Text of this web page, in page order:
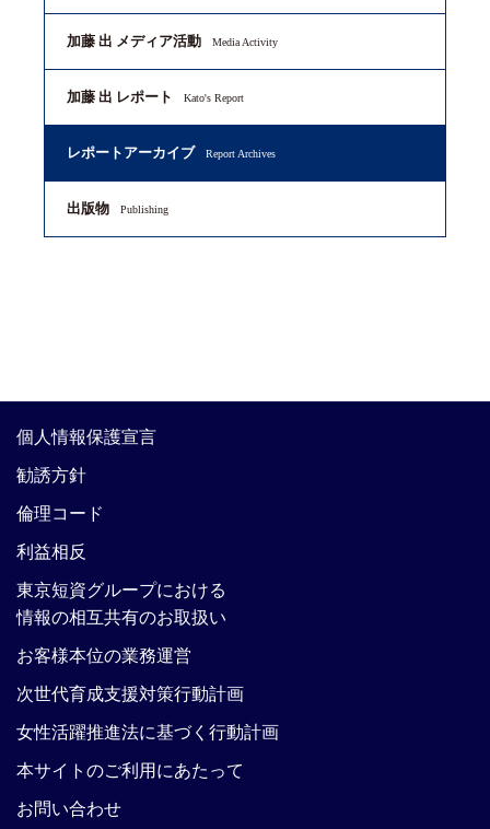
加藤 出 メディア活動 Media Activity
加藤 出 レポート Kato's Report
レポートアーカイブ Report Archives
出版物 Publishing
個人情報保護宣言
勧誘方針
倫理コード
利益相反
東京短資グループにおける
情報の相互共有のお取扱い
お客様本位の業務運営
次世代育成支援対策行動計画
女性活躍推進法に基づく行動計画
本サイトのご利用にあたって
お問い合わせ